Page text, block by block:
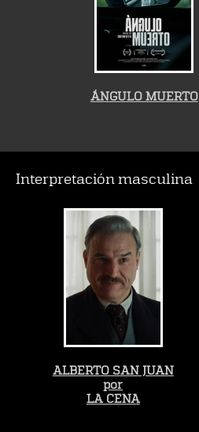
ÁNGULO MUERTO
Interpretación masculina
ALBERTO SAN JUAN
por
LA CENA